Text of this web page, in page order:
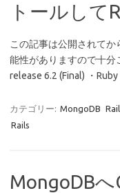
トールして
この記事は公開されて
能性がありますので十分
release 6.2 (Final) ・
カテゴリー: MongoDB
Rails
MongoDB